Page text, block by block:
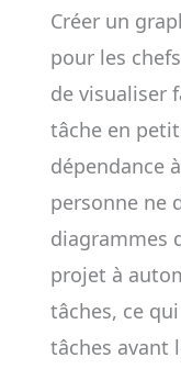
Créer un
pour les
de visualiser
tâche en
dépendance
personne ne
diagrammes
projet à
tâches, ce
tâches avant